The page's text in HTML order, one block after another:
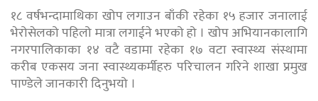
१८ वर्षभन्दामाथिका खोप लगाउन बाँकी रहेका १५ हजार जनालाई
भेरोसेलको पहिलो मात्रा लगाईने भएको हो । खोप अभियानकालागि
नगरपालिकाका १४ वटै वडामा रहेका १७ वटा स्वास्थ्य संस्थामा
करीब एकसय जना स्वास्थ्यकर्मीहरु परिचालन गरिने शाखा प्रमुख
पाण्डेले जानकारी दिनुभयो ।